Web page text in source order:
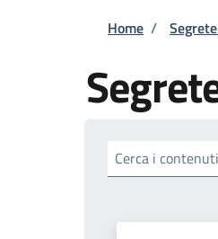
Home /
Cerca i